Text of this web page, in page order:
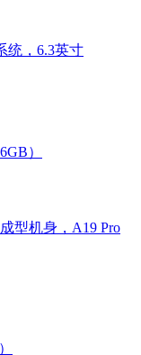
统，6.3英寸
型机身，A19 Pro